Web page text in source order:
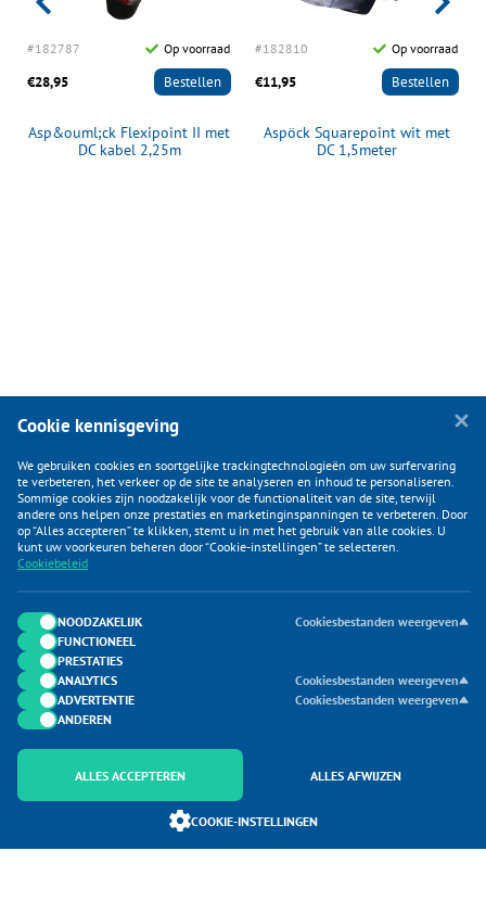
#182787 Op voorraad
€28,95 Bestellen
Asp&ouml;ck Flexipoint II met
DC kabel 2,25m
#182810 Op voorraad
€11,95 Bestellen
Aspöck Squarepoint wit met
DC 1,5meter
KLANTENSERVICE
CATEGORIEËN
DUIJVELAAR E-COMMERCE
CONTACTEN
Onderdeel van Duijvelaar E-commerce
SoloMono.net
Cookie kennisgeving
We gebruiken cookies en soortgelijke trackingtechnologieën om uw surfervaring
te verbeteren, het verkeer op de site te analyseren en inhoud te personaliseren.
Sommige cookies zijn noodzakelijk voor de functionaliteit van de site, terwijl
andere ons helpen onze prestaties en marketinginspanningen te verbeteren. Door
op “Alles accepteren” te klikken, stemt u in met het gebruik van alle cookies. U
kunt uw voorkeuren beheren door “Cookie-instellingen” te selecteren.
Cookiebeleid
NOODZAKELIJK
Cookiesbestanden weergeven
FUNCTIONEEL
PRESTATIES
ANALYTICS
Cookiesbestanden weergeven
ADVERTENTIE
Cookiesbestanden weergeven
ANDEREN
ALLES ACCEPTEREN ALLES AFWIJZEN
COOKIE-INSTELLINGEN